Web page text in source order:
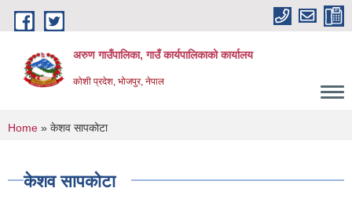
Skip to main content
अरुण गाउँपालिका, गाउँ कार्यपालिकाको कार्यालय
कोशी प्रदेश, भोजपुर, नेपाल
You are here
Home » केशव सापकोटा
केशव सापकोटा